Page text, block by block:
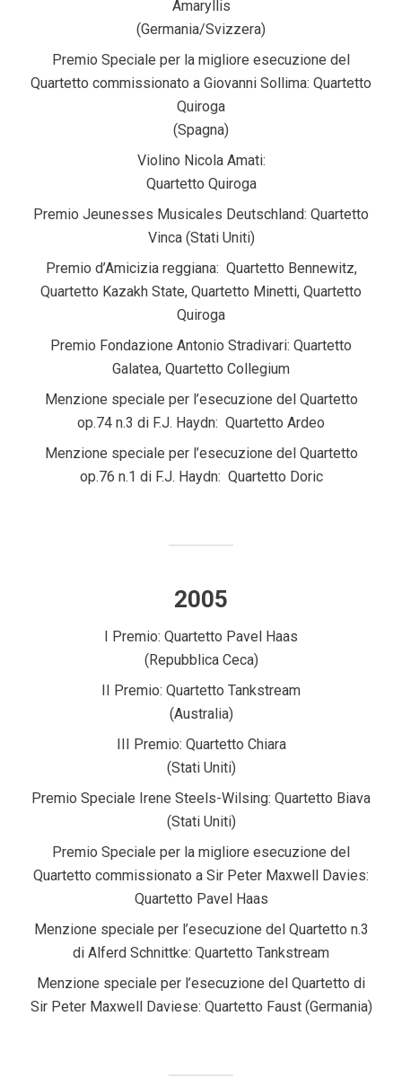
Amaryllis
(Germania/Svizzera)
Premio Speciale per la migliore esecuzione del
Quartetto commissionato a Giovanni Sollima: Quartetto
Quiroga
(Spagna)
Violino Nicola Amati:
Quartetto Quiroga
Premio Jeunesses Musicales Deutschland: Quartetto
Vinca (Stati Uniti)
Premio d’Amicizia reggiana: Quartetto Bennewitz,
Quartetto Kazakh State, Quartetto Minetti, Quartetto
Quiroga
Premio Fondazione Antonio Stradivari: Quartetto
Galatea, Quartetto Collegium
Menzione speciale per l’esecuzione del Quartetto
op.74 n.3 di F.J. Haydn: Quartetto Ardeo
Menzione speciale per l’esecuzione del Quartetto
op.76 n.1 di F.J. Haydn: Quartetto Doric
2005
I Premio: Quartetto Pavel Haas
(Repubblica Ceca)
II Premio: Quartetto Tankstream
(Australia)
III Premio: Quartetto Chiara
(Stati Uniti)
Premio Speciale Irene Steels-Wilsing: Quartetto Biava
(Stati Uniti)
Premio Speciale per la migliore esecuzione del
Quartetto commissionato a Sir Peter Maxwell Davies:
Quartetto Pavel Haas
Menzione speciale per l’esecuzione del Quartetto n.3
di Alferd Schnittke: Quartetto Tankstream
Menzione speciale per l’esecuzione del Quartetto di
Sir Peter Maxwell Daviese: Quartetto Faust (Germania)